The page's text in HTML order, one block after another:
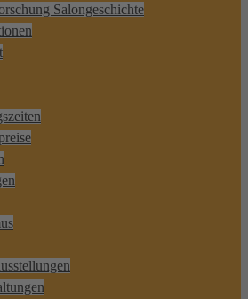
Salongeschichte